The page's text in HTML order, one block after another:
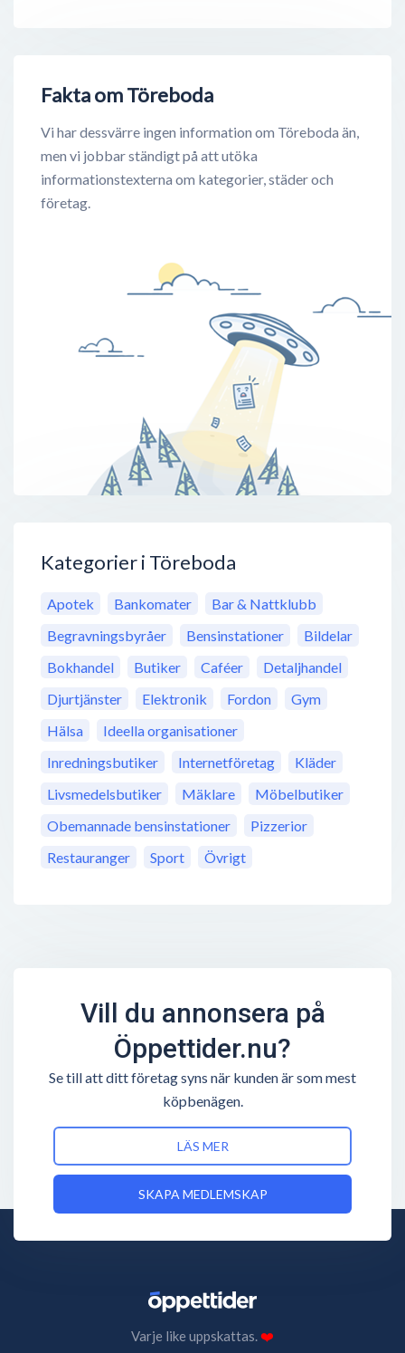
Fakta om Töreboda
Vi har dessvärre ingen information om Töreboda än,
men vi jobbar ständigt på att utöka
informationstexterna om kategorier, städer och
företag.
Kategorier i Töreboda
Apotek Bankomater
Bar & Nattklubb
Begravningsbyråer
Bensinstationer
Bildelar
Bokhandel
Butiker Caféer
Detaljhandel
Djurtjänster
Elektronik Fordon
Gym
Hälsa
Ideella organisationer
Inredningsbutiker
Internetföretag
Kläder
Livsmedelsbutiker
Mäklare
Möbelbutiker
Obemannade bensinstationer
Pizzerior
Restauranger
Sport Övrigt
Vill du annonsera på
Öppettider.nu?
Se till att ditt företag syns när kunden är som mest
köpbenägen.
LÄS MER
SKAPA MEDLEMSKAP
Varje like uppskattas.❤️